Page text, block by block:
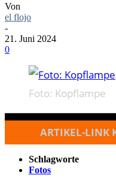
Von
el flojo
-
21. Juni 2024
0
Foto: Kopflampe
ARTIKEL-LINK
Schlagworte
Fotos